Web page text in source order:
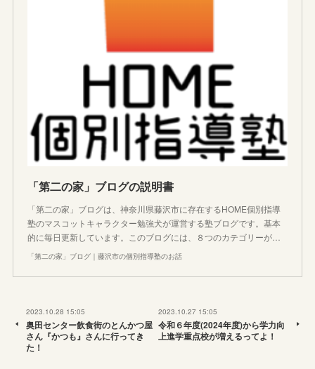
「第二の家」ブログの説明書
「第二の家」ブログは、神奈川県藤沢市に存在するHOME個別指導
塾のマスコットキャラクター勉強犬が運営する塾ブログです。基本
的に毎日更新しています。このブログには、８つのカテゴリーが…
「第二の家」ブログ｜藤沢市の個別指導塾のお話
2023.10.28 15:05
奥田センター飲食街のとんかつ屋
さん『かつも』さんに行ってき
た！
2023.10.27 15:05
令和６年度(2024年度)から学力向
上進学重点校が増えるってよ！